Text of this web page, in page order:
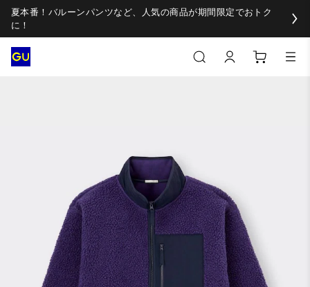
夏本番！バルーンパンツなど、人気の商品が期間限定でおトク
に！